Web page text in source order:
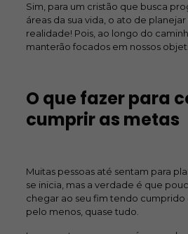
Sim, para um cristão que busca
áreas da sua vida, o ato de
realidade! Pois, ao longo do
manterão focados em nossos
O que fazer para
cumprir as metas
Muitas pessoas até sentam para
se inicia, mas a verdade é que
chegar ao seu fim tendo cumprido
pelo menos, quase tudo.